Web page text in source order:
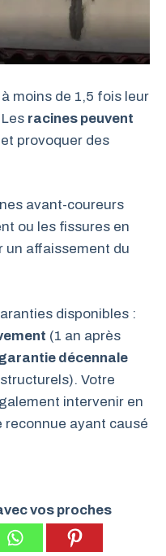
moins de 1,5 fois leur
racines peuvent
et provoquer des
avant-coureurs
ou les fissures en
un affaissement du
disponibles :
(1 an après
décennale
Votre
intervenir en
ayant causé
vos proches